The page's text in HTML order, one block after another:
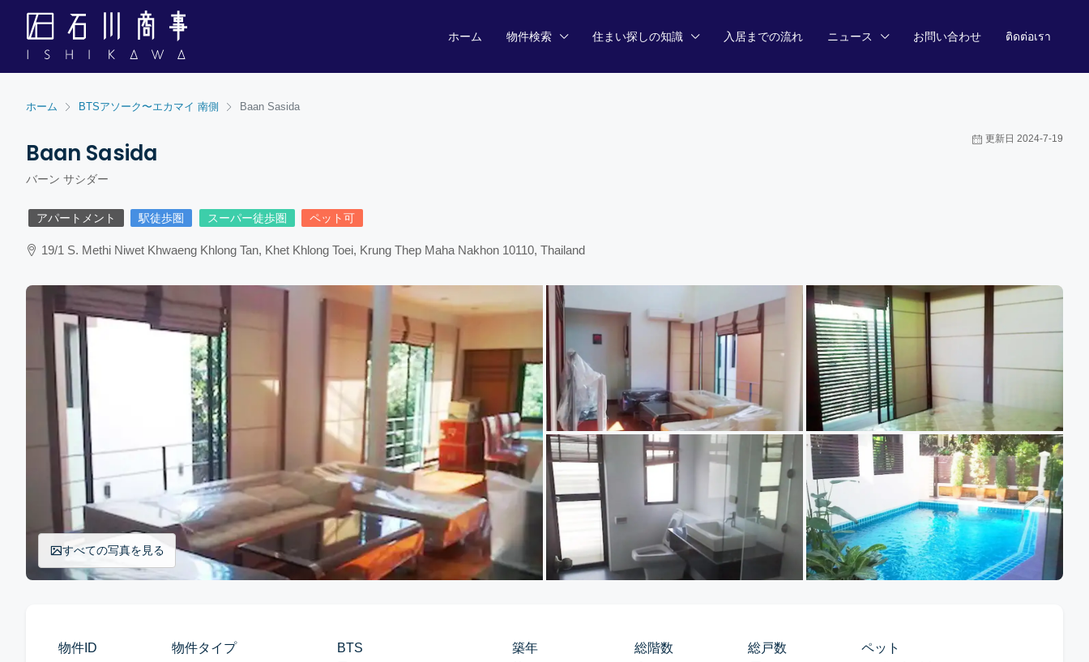
ホーム 物件検索 住まい探しの知識 入居までの流れ ニュース お問い合わせ ติดต่อเรา
ホーム BTSアソーク〜エカマイ 南側 Baan Sasida
Baan Sasida
バーン サシダー
更新日 2024-7-19
アパートメント 駅徒歩圏 スーパー徒歩圏 ペット可
19/1 S. Methi Niwet Khwaeng Khlong Tan, Khet Khlong Toei, Krung Thep Maha Nakhon 10110, Thailand
すべての写真を見る
物件ID
物件タイプ
BTS
築年
総階数
総戸数
ペット